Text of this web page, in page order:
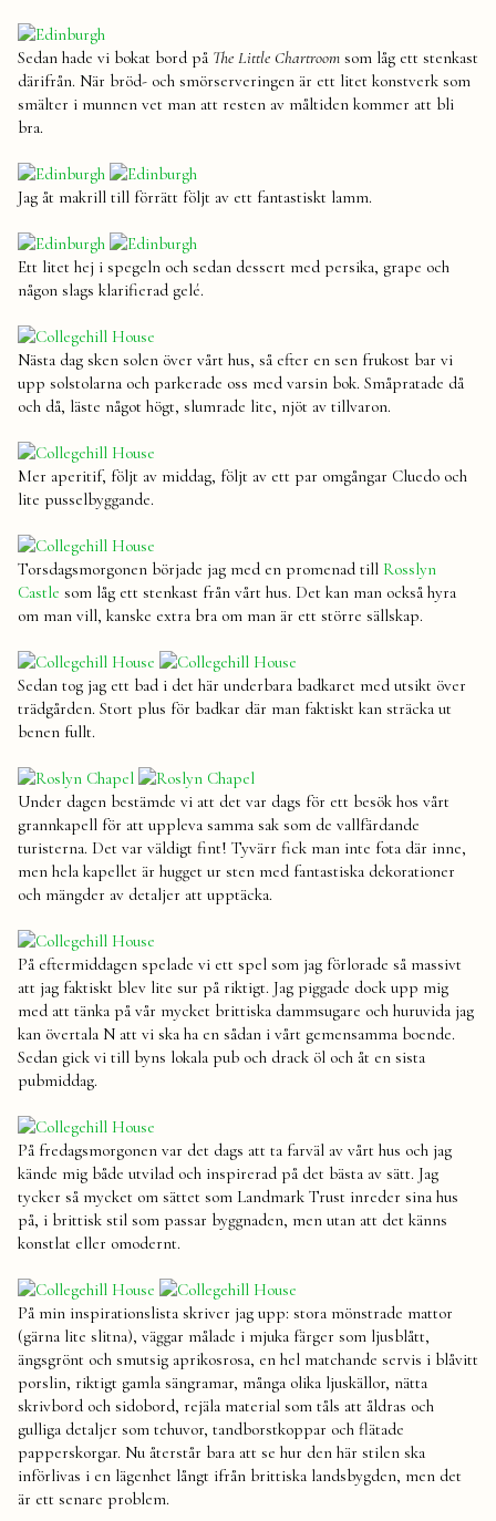
Sedan hade vi bokat bord på The Little Chartroom som låg ett stenkast
därifrån. När bröd- och smörserveringen är ett litet konstverk som
smälter i munnen vet man att resten av måltiden kommer att bli
bra.
Jag åt makrill till förrätt följt av ett fantastiskt lamm.
Ett litet hej i spegeln och sedan dessert med persika, grape och
någon slags klarifierad gelé.
Nästa dag sken solen över vårt hus, så efter en sen frukost bar vi
upp solstolarna och parkerade oss med varsin bok. Småpratade då
och då, läste något högt, slumrade lite, njöt av tillvaron.
Mer aperitif, följt av middag, följt av ett par omgångar Cluedo och
lite pusselbyggande.
Torsdagsmorgonen började jag med en promenad till Rosslyn
Castle som låg ett stenkast från vårt hus. Det kan man också hyra
om man vill, kanske extra bra om man är ett större sällskap.
Sedan tog jag ett bad i det här underbara badkaret med utsikt över
trädgården. Stort plus för badkar där man faktiskt kan sträcka ut
benen fullt.
Under dagen bestämde vi att det var dags för ett besök hos vårt
grannkapell för att uppleva samma sak som de vallfärdande
turisterna. Det var väldigt fint! Tyvärr fick man inte fota där inne,
men hela kapellet är hugget ur sten med fantastiska dekorationer
och mängder av detaljer att upptäcka.
På eftermiddagen spelade vi ett spel som jag förlorade så massivt
att jag faktiskt blev lite sur på riktigt. Jag piggade dock upp mig
med att tänka på vår mycket brittiska dammsugare och huruvida jag
kan övertala N att vi ska ha en sådan i vårt gemensamma boende.
Sedan gick vi till byns lokala pub och drack öl och åt en sista
pubmiddag.
På fredagsmorgonen var det dags att ta farväl av vårt hus och jag
kände mig både utvilad och inspirerad på det bästa av sätt. Jag
tycker så mycket om sättet som Landmark Trust inreder sina hus
på, i brittisk stil som passar byggnaden, men utan att det känns
konstlat eller omodernt.
På min inspirationslista skriver jag upp: stora mönstrade mattor
(gärna lite slitna), väggar målade i mjuka färger som ljusblått,
ängsgrönt och smutsig aprikosrosa, en hel matchande servis i blåvitt
porslin, riktigt gamla sängramar, många olika ljuskällor, nätta
skrivbord och sidobord, rejäla material som tåls att åldras och
gulliga detaljer som tehuvor, tandborstkoppar och flätade
papperskorgar. Nu återstår bara att se hur den här stilen ska
införlivas i en lägenhet långt ifrån brittiska landsbygden, men det
är ett senare problem.